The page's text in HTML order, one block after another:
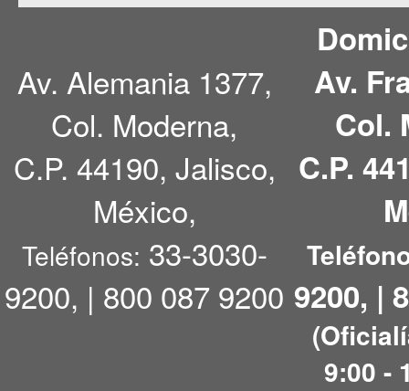
Av. Alemania 1377,
Col. Moderna,
C.P. 44190, Jalisco,
México,
Teléfonos: 33-3030-
9200, | 800 087 9200
Av.
Col.
C.P.
9200, |
9:00 -